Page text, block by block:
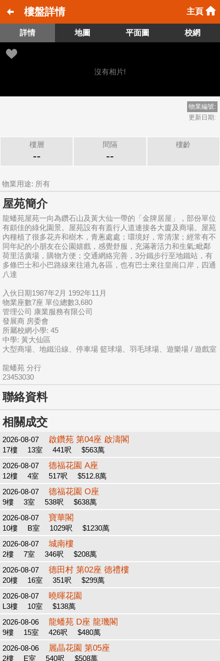
樓盤詳情 主頁
詳情 地圖 平面圖 校網
沒有相片!
物業編號:
更新日期:
樓層
--
間隔
--
樓齡
物業用途: 所有
屋苑簡介
龍蟠苑屋苑一向為鑽石山及黃大仙一帶的「金牌居屋」，部份單位
有頗佳的綠化園景。屋苑設有有蓋行人道連接各大廈及商場。屋苑
內種植了很多花卉和樹木，青蔥處處；環境好，常清潔；經常有不
同年紀的小朋友在公園嬉戲，感覺舒服，充滿著活力和生氣;毗鄰
荷里活廣場，購物方便；交通網絡完善，3分鐵步行至地鐵站，有
多條巴士和小巴路線來往港九各區，也有巴士來往皇崗口岸，四通
八達
入伙日期1987年2月 1992年11月
物業座數7座 單位總數3,680
管理公司 康業服務有限公司
發展商 房委會
所屬校網小學: 45
中學: 黃大仙區
大型商場、地鐵沿線、停車場 籃球場、羽毛球場、遊樂場 / 遊戲室
龍蟠苑 分行
23453030
聯絡資料
相關成交
2026-08-07 啟鑽苑 第04座 啟濤閣
17樓 13室 441呎
$563萬
2026-08-07
德福花園 A座
12樓 4室 517呎
$512.8萬
2026-08-07
德福花園 O座
9樓 3室 538呎
$638萬
2026-08-07
寶華閣
10樓 B室 1029呎
$1230萬
2026-08-07
城南樓
2樓 7室 346呎
$208萬
2026-08-07
德田村 第02座 德禮樓
20樓 16室 351呎
$299萬
2026-08-07
曉暉花園
L3樓 10室
$138萬
2026-08-06
龍蟠苑 D座 龍璣閣
9樓 15室 426呎
$480萬
2026-08-06
麗晶花園 第05座
2樓 E室 540呎 $508萬